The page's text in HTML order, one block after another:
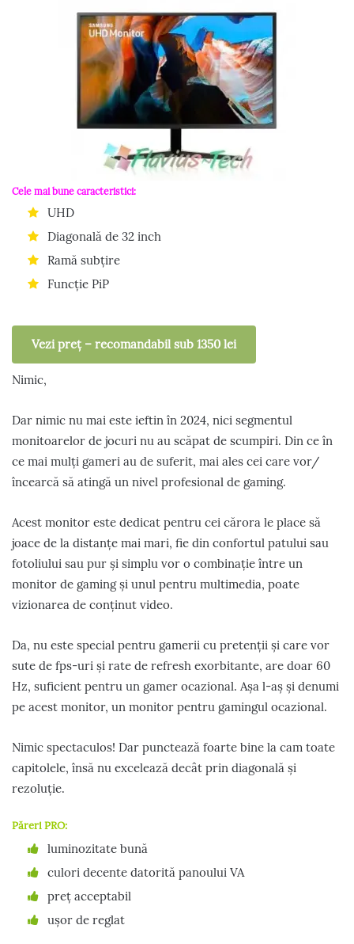
Cele mai bune caracteristici:
UHD
Diagonală de 32 inch
Ramă subțire
Funcție PiP
Vezi preț – recomandabil sub 1350 lei
Nimic,
Dar nimic nu mai este ieftin în 2024, nici segmentul
monitoarelor de jocuri nu au scăpat de scumpiri. Din ce în
ce mai mulți gameri au de suferit, mai ales cei care vor/
încearcă să atingă un nivel profesional de gaming.
Acest monitor este dedicat pentru cei cărora le place să
joace de la distanțe mai mari, fie din confortul patului sau
fotoliului sau pur și simplu vor o combinație între un
monitor de gaming și unul pentru multimedia, poate
vizionarea de conținut video.
Da, nu este special pentru gamerii cu pretenții și care vor
sute de fps-uri și rate de refresh exorbitante, are doar 60
Hz, suficient pentru un gamer ocazional. Așa l-aș și denumi
pe acest monitor, un monitor pentru gamingul ocazional.
Nimic spectaculos! Dar punctează foarte bine la cam toate
capitolele, însă nu excelează decât prin diagonală și
rezoluție.
Păreri PRO:
luminozitate bună
culori decente datorită panoului VA
preț acceptabil
ușor de reglat